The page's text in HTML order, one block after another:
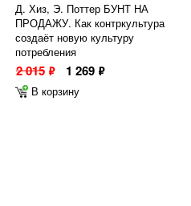
Д. Хиз, Э. Поттер БУНТ НА
ПРОДАЖУ. Как контркультура
создаёт новую культуру
потребления
2 015 ф 1 269 ф
В корзину